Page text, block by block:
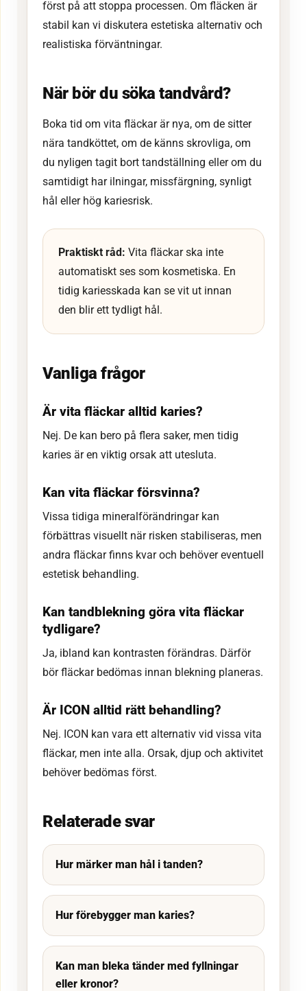
först på att stoppa processen. Om fläcken är
stabil kan vi diskutera estetiska alternativ och
realistiska förväntningar.
När bör du söka tandvård?
Boka tid om vita fläckar är nya, om de sitter
nära tandköttet, om de känns skrovliga, om
du nyligen tagit bort tandställning eller om du
samtidigt har ilningar, missfärgning, synligt
hål eller hög kariesrisk.
Praktiskt råd: Vita fläckar ska inte
automatiskt ses som kosmetiska. En
tidig kariesskada kan se vit ut innan
den blir ett tydligt hål.
Vanliga frågor
Är vita fläckar alltid karies?
Nej. De kan bero på flera saker, men tidig
karies är en viktig orsak att utesluta.
Kan vita fläckar försvinna?
Vissa tidiga mineralförändringar kan
förbättras visuellt när risken stabiliseras, men
andra fläckar finns kvar och behöver eventuell
estetisk behandling.
Kan tandblekning göra vita fläckar
tydligare?
Ja, ibland kan kontrasten förändras. Därför
bör fläckar bedömas innan blekning planeras.
Är ICON alltid rätt behandling?
Nej. ICON kan vara ett alternativ vid vissa vita
fläckar, men inte alla. Orsak, djup och aktivitet
behöver bedömas först.
Relaterade svar
Hur märker man hål i tanden?
Hur förebygger man karies?
Kan man bleka tänder med fyllningar
eller kronor?